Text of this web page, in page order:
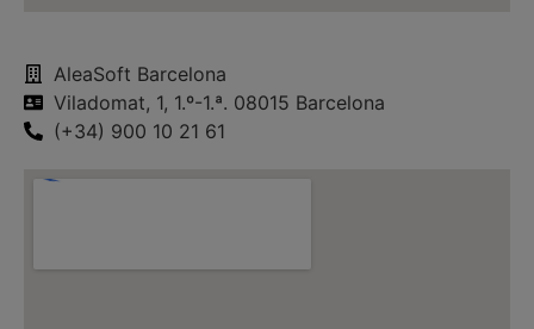
AleaSoft Barcelona
Viladomat, 1, 1.º-1.ª. 08015 Barcelona
(+34) 900 10 21 61